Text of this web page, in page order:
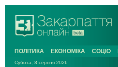
ПОЛІТИКА ЕКОНОМІКА СОЦІО
Субота, 8 серпня 2026